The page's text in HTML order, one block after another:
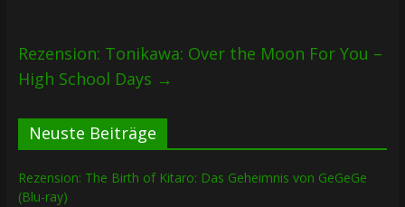
Rezension: Tonikawa: Over the Moon For You –
High School Days →
Neuste Beiträge
Rezension: The Birth of Kitaro: Das Geheimnis von GeGeGe
(Blu-ray)